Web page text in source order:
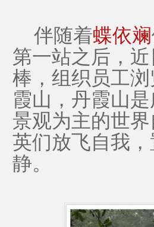
伴随着蝶依斓
第一站之后，近
棒，组织员工
霞山，丹霞山
景观为主的世
英们放飞自我
静。